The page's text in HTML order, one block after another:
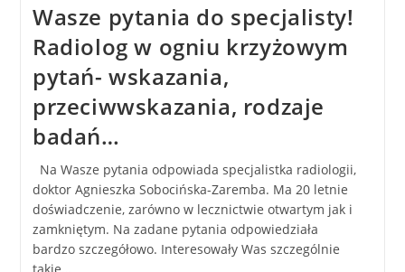
Wasze pytania do specjalisty!
Radiolog w ogniu krzyżowym
pytań- wskazania,
przeciwwskazania, rodzaje
badań…
Na Wasze pytania odpowiada specjalistka radiologii,
doktor Agnieszka Sobocińska-Zaremba. Ma 20 letnie
doświadczenie, zarówno w lecznictwie otwartym jak i
zamkniętym. Na zadane pytania odpowiedziała
bardzo szczegółowo. Interesowały Was szczególnie
takie…